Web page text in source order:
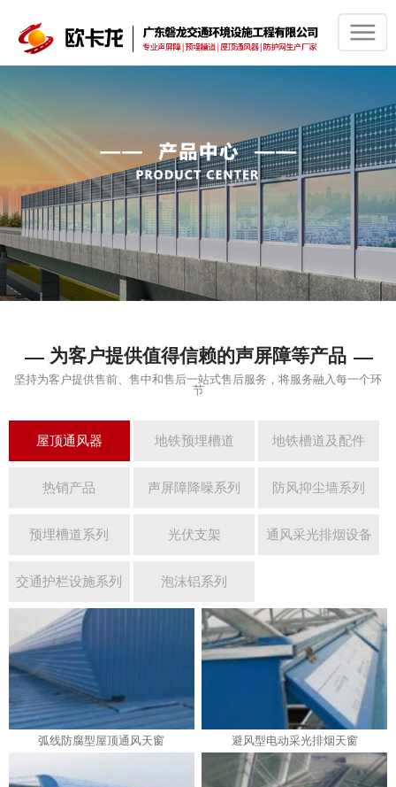
为客户提供值得信赖的声屏障等产品
坚持为客户提供售前、售中和售后一站式售后服务，将服务融入每一个环
节
屋顶通风器 地铁预埋槽道 地铁槽道及配件
热销产品 声屏障降噪系列 防风抑尘墙系列
预埋槽道系列 光伏支架 通风采光排烟设备
交通护栏设施系列 泡沫铝系列
弧线防腐型屋顶通风天窗 避风型电动采光排烟天窗